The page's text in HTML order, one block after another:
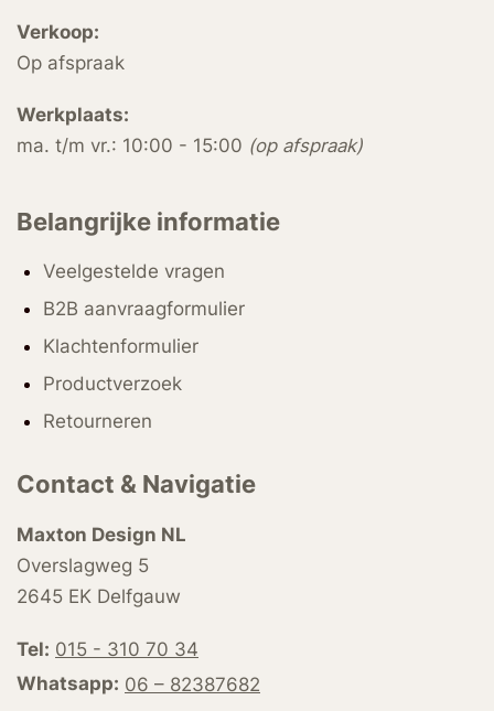
Verkoop:
Op afspraak
Werkplaats:
ma. t/m vr.: 10:00 - 15:00 (op afspraak)
Belangrijke informatie
Veelgestelde vragen
B2B aanvraagformulier
Klachtenformulier
Productverzoek
Retourneren
Contact & Navigatie
Maxton Design NL
Overslagweg 5
2645 EK Delfgauw
Tel: 015 - 310 70 34
Whatsapp: 06 – 82387682